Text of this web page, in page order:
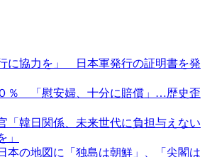
に協力を」 日本軍発行の証明書を発
％ 「慰安婦、十分に賠償」…歴史歪
「韓日関係、未来世代に負担与えない
」
本の地図に「独島は朝鮮」、「尖閣は